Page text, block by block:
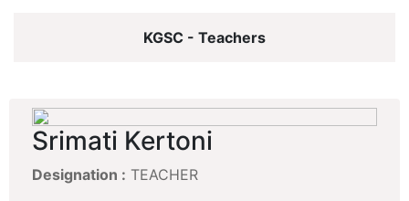
KGSC - Teachers
Srimati Kertoni
Designation : TEACHER